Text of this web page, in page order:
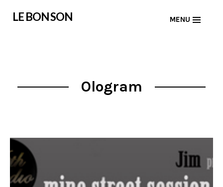
LE BON SON MENU
Ologram